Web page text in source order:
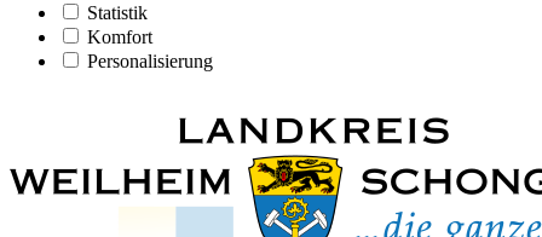
Statistik
Komfort
Personalisierung